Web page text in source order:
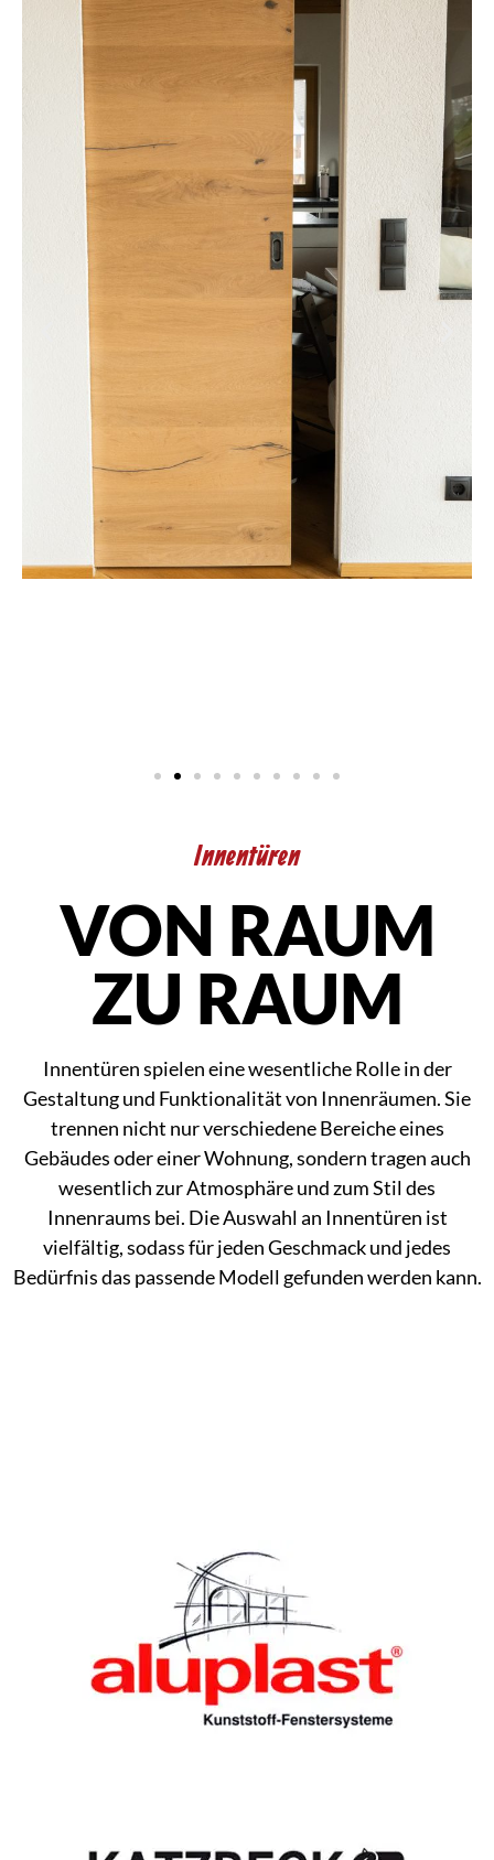
Innentüren
VON RAUM
ZU RAUM
Innentüren spielen eine wesentliche Rolle in der
Gestaltung und Funktionalität von Innenräumen. Sie
trennen nicht nur verschiedene Bereiche eines
Gebäudes oder einer Wohnung, sondern tragen auch
wesentlich zur Atmosphäre und zum Stil des
Innenraums bei. Die Auswahl an Innentüren ist
vielfältig, sodass für jeden Geschmack und jedes
Bedürfnis das passende Modell gefunden werden kann.